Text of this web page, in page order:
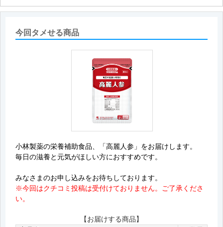
今回タメせる商品
小林製薬の栄養補助食品、「高麗人参」をお届けします。
毎日の滋養と元気がほしい方におすすめです。
みなさまのお申し込みをお待ちしております。
※今回はクチコミ投稿は受付けておりません。ご了承くださ
い。
【お届けする商品】